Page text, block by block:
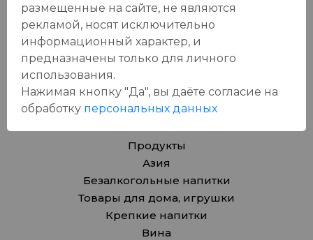
У данного товара еще нет отзывов, будьте первым, кто
оставит отзыв!
Каталог
Продукты
Азия
Безалкогольные напитки
Товары для дома, игрушки
Крепкие напитки
Вина
размещенные на сайте, не являются
рекламой, носят исключительно
информационный характер, и
предназначены только для личного
использования.
Нажимая кнопку "Да", вы даёте cогласие на
обработку персональных данных